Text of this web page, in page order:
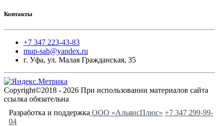
Контакты
+7 347 223-43-83
mup-sah@yandex.ru
г. Уфа, ул. Малая Гражданская, 35
Copyright©2018 - 2026 При использовании материалов сайта
ссылка обязательна
Разработка и поддержка ООО «АльянсПлюс» +7 347 299-99-
04